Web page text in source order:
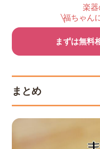
楽器
福ちゃん
まずは無料
まとめ